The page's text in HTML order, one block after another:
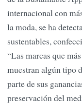
internacional con
la moda, se ha
sustentables,
“Las marcas que
muestran algún tipo
parte de sus
preservación del